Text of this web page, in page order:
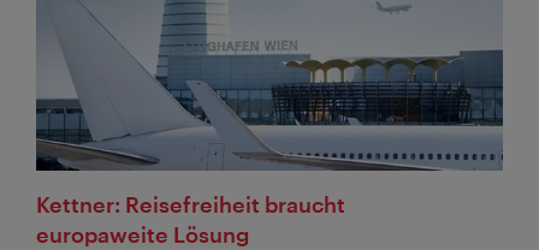
Kettner: Reisefreiheit braucht
europaweite Lösung